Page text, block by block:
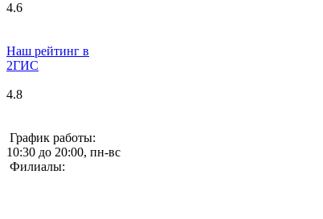
4.6
Наш рейтинг в
2ГИС
4.8
График работы:
10:30 до 20:00, пн-вс
Филиалы: